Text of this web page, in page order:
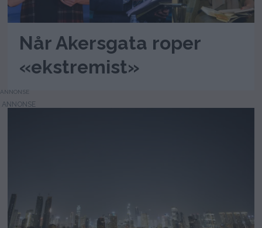
Når Akersgata roper
«ekstremist»
ANNONSE